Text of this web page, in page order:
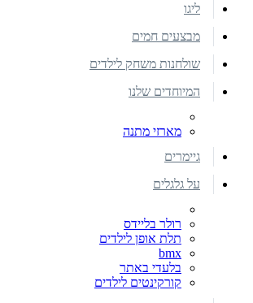
ליגו
מבצעים חמים
שולחנות משחק לילדים
המיוחדים שלנו
מארזי מתנה
גיימרים
על גלגלים
רולר בליידס
תלת אופן לילדים
bmx
בלעדי באתר
קורקינטים לילדים